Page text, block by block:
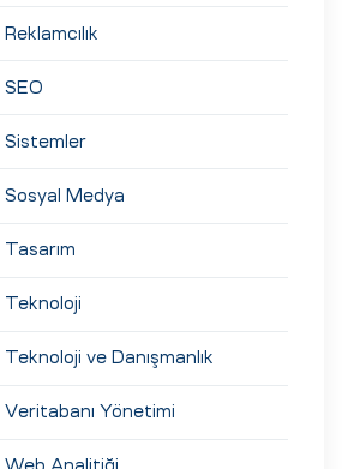
Reklamcılık
SEO
Sistemler
Sosyal Medya
Tasarım
Teknoloji
Teknoloji ve Danışmanlık
Veritabanı Yönetimi
Web Analitiği